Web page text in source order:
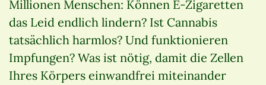
Millionen Menschen: Können E-Zigaretten
das Leid endlich lindern? Ist Cannabis
tatsächlich harmlos? Und funktionieren
Impfungen? Was ist nötig, damit die Zellen
Ihres Körpers einwandfrei miteinander